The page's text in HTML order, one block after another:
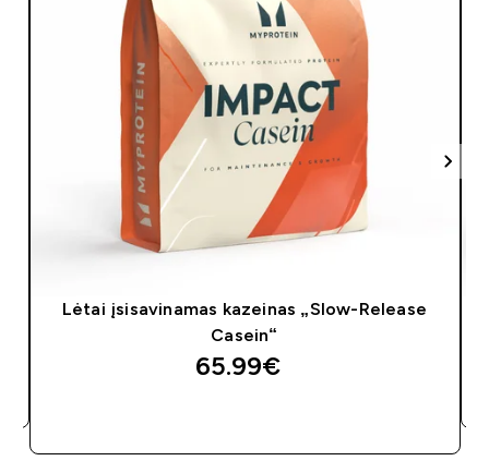
Lėtai įsisavinamas kazeinas „Slow-Release
Casein“
65.99€‎